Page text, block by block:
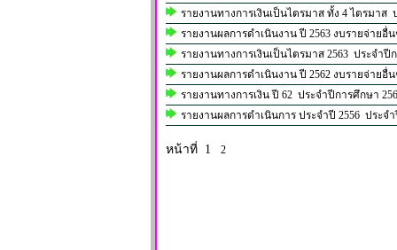
รายงานทางการเงินเป็นไตรมาส ทั้ง 4 ไตรมาส
รายงานผลการดำเนินงาน ปี 2563 งบรายจ่ายอื่
รายงานทางการเงินเป็นไตรมาส 2563 ประจำปี
รายงานผลการดำเนินงาน ปี 2562 งบรายจ่ายอื่
รายงานทางการเงิน ปี 62 ประจำปีการศึกษา
รายงานผลการดำเนินการ ประจำปี 2556 ประจ
หน้าที่ 1 2